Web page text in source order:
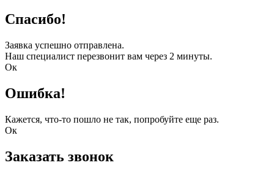
Спасибо!
Заявка успешно отправлена.
Наш специалист перезвонит вам через 2 минуты.
Ок
Ошибка!
Кажется, что-то пошло не так, попробуйте еще раз.
Ок
Заказать звонок